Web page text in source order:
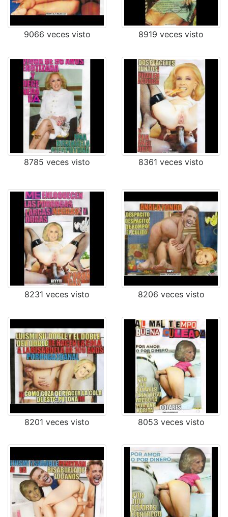
9066 veces visto 8919 veces visto
8785 veces visto 8361 veces visto
8231 veces visto 8206 veces visto
8201 veces visto 8053 veces visto